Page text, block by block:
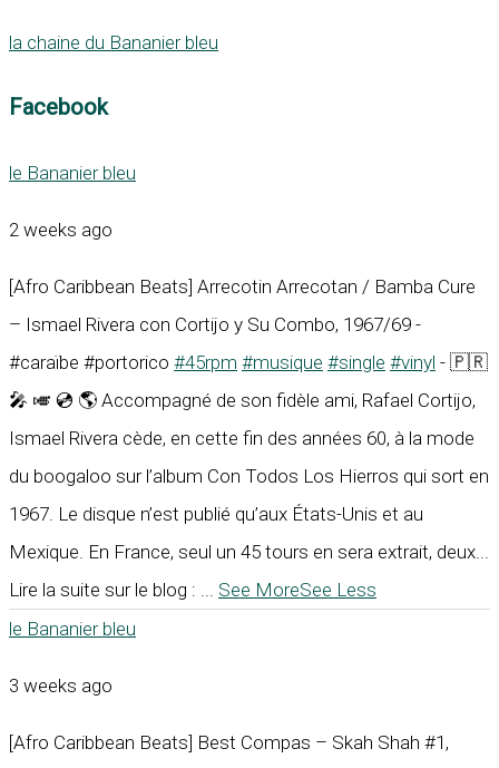
la chaine du Bananier bleu
Facebook
le Bananier bleu
2 weeks ago
[Afro Caribbean Beats] Arrecotin Arrecotan / Bamba Cure
– Ismael Rivera con Cortijo y Su Combo, 1967/69 -
#caraïbe #portorico #45rpm #musique #single #vinyl - 🇵🇷
🎤 🎺 💿 🌎 Accompagné de son fidèle ami, Rafael Cortijo,
Ismael Rivera cède, en cette fin des années 60, à la mode
du boogaloo sur l’album Con Todos Los Hierros qui sort en
1967. Le disque n’est publié qu’aux États-Unis et au
Mexique. En France, seul un 45 tours en sera extrait, deux...
Lire la suite sur le blog :
See MoreSee Less
le Bananier bleu
3 weeks ago
[Afro Caribbean Beats] Best Compas – Skah Shah #1,